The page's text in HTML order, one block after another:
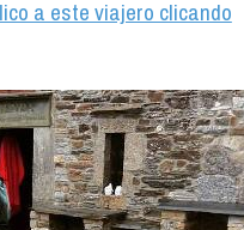
a este viajero clicando